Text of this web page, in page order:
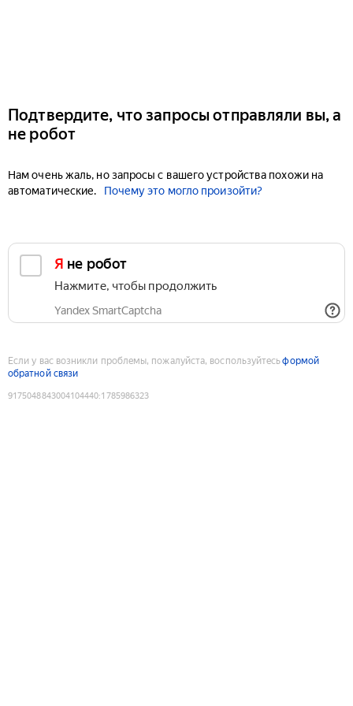
Подтвердите, что запросы отправляли вы, а
не робот
Нам очень жаль, но запросы с вашего устройства похожи на
автоматические.
Почему это могло произойти?
Я не робот
Нажмите, чтобы продолжить
Yandex SmartCaptcha
Если у вас возникли проблемы, пожалуйста, воспользуйтесьформой
обратной связи
9175048843004104440:1785986323